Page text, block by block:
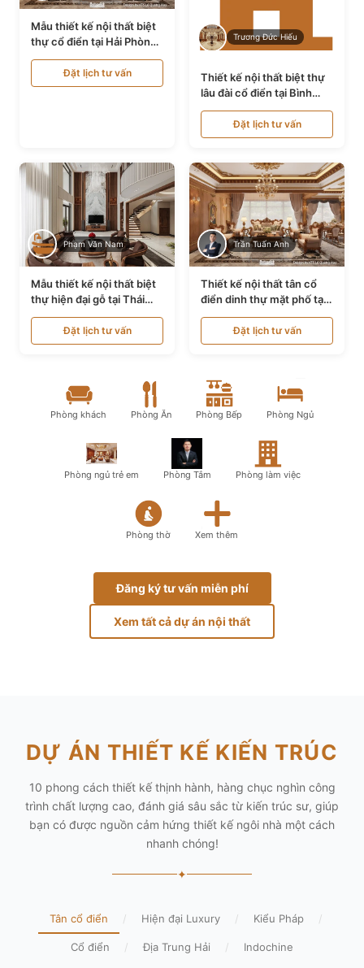
Mẫu thiết kế nội thất biệt
thự cổ điển tại Hải Phòng
NT24535
Đặt lịch tư vấn
Trương Đức Hiếu
Thiết kế nội thất biệt thự
lâu đài cổ điển tại Bình
Thuận NT21128
Đặt lịch tư vấn
Phạm Văn Nam
Mẫu thiết kế nội thất biệt
thự hiện đại gỗ tại Thái
Bình NT9188719
Đặt lịch tư vấn
Trần Tuấn Anh
Thiết kế nội thất tân cổ
điển dinh thự mặt phố tại
Quảng Ninh NT24531
Đặt lịch tư vấn
Phòng khách Phòng Ăn Phòng Bếp Phòng Ngủ
Phòng ngủ trẻ em Phòng Tắm Phòng làm việc
Phòng thờ Xem thêm
Đăng ký tư vấn miễn phí
Xem tất cả dự án nội thất
DỰ ÁN THIẾT KẾ KIẾN TRÚC
10 phong cách thiết kế thịnh hành, hàng chục nghìn công
trình chất lượng cao, đánh giá sâu sắc từ kiến trúc sư, giúp
bạn có được nguồn cảm hứng thiết kế ngôi nhà một cách
nhanh chóng!
✦
Tân cổ điển / Hiện đại Luxury / Kiểu Pháp /
Cổ điển / Địa Trung Hải / Indochine